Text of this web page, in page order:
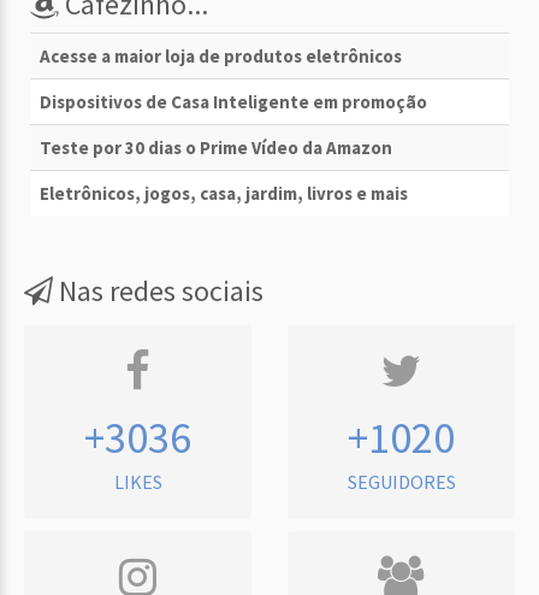
Acesse a maior loja de produtos eletrônicos
Dispositivos de Casa Inteligente em promoção
Teste por 30 dias o Prime Vídeo da Amazon
Eletrônicos, jogos, casa, jardim, livros e mais
Nas redes sociais
+3036
LIKES
+1020
SEGUIDORES